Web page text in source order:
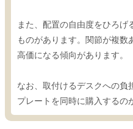
また、配置の自由度をひろげ
ものがあります。関節が複数
高価になる傾向があります。
なお、取付けるデスクへの負
プレートを同時に購入するの